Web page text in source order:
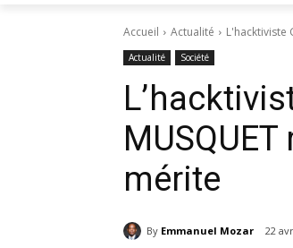
Accueil Actualité L'hacktiviste
Actualité Société
mérite
By Emmanuel Mozar 22